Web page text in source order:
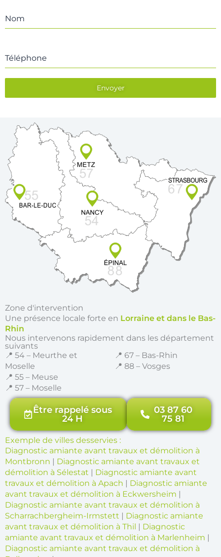
Nom
Téléphone
Envoyer
Zone d'intervention
Une présence locale forte en Lorraine et dans le Bas-
Rhin
Nous intervenons rapidement dans les département
suivants
📍 54 – Meurthe et
Moselle
📍 55 – Meuse
📍 57 – Moselle
📍 67 – Bas-Rhin
📍 88 – Vosges
Être rappelé sous
24 H
03 87 60
75 81
Exemple de villes desservies :
Diagnostic amiante avant travaux et démolition à
Montbronn | Diagnostic amiante avant travaux et
démolition à Sélestat | Diagnostic amiante avant
travaux et démolition à Apach | Diagnostic amiante
avant travaux et démolition à Eckwersheim |
Diagnostic amiante avant travaux et démolition à
Scharrachbergheim-Irmstett | Diagnostic amiante
avant travaux et démolition à Thil | Diagnostic
amiante avant travaux et démolition à Marlenheim |
Diagnostic amiante avant travaux et démolition à